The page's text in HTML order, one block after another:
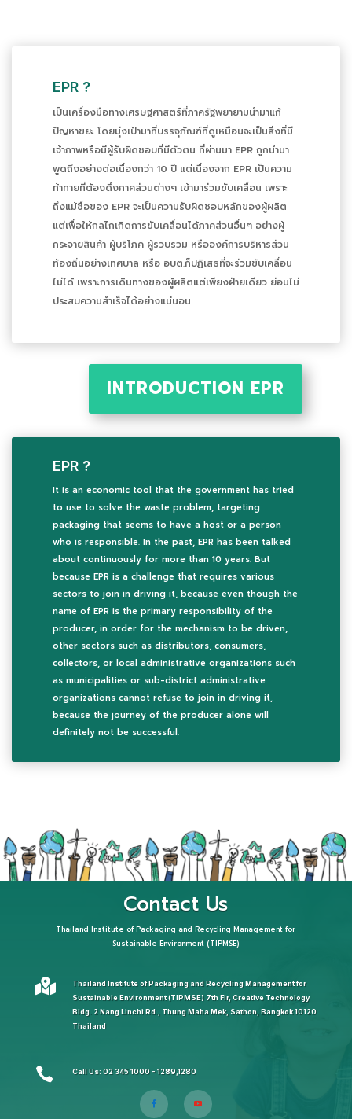
EPR ?
เป็นเครื่องมือทางเศรษฐศาสตร์ที่ภาครัฐพยายามนำมาแก้
ปัญหาขยะ โดยมุ่งเป้ามาที่บรรจุภัณฑ์ที่ดูเหมือนจะเป็นสิ่งที่มี
เจ้าภาพหรือมีผู้รับผิดชอบที่มีตัวตน ที่ผ่านมา EPR ถูกนำมา
พูดถึงอย่างต่อเนื่องกว่า 10 ปี แต่เนื่องจาก EPR เป็นความ
ท้าทายที่ต้องดึงภาคส่วนต่างๆ เข้ามาร่วมขับเคลื่อน เพราะ
ถึงแม้ชื่อของ EPR จะเป็นความรับผิดชอบหลักของผู้ผลิต
แต่เพื่อให้กลไกเกิดการขับเคลื่อนได้ภาคส่วนอื่นๆ อย่างผู้
กระจายสินค้า ผู้บริโภค ผู้รวบรวม หรือองค์การบริหารส่วน
ท้องถิ่นอย่างเทศบาล หรือ อบต.ก็ปฏิเสธที่จะร่วมขับเคลื่อน
ไม่ได้ เพราะการเดินทางของผู้ผลิตแต่เพียงฝ่ายเดียว ย่อมไม่
ประสบความสำเร็จได้อย่างแน่นอน
INTRODUCTION EPR
EPR ?
It is an economic tool that the government has tried
to use to solve the waste problem, targeting
packaging that seems to have a host or a person
who is responsible. In the past, EPR has been talked
about continuously for more than 10 years. But
because EPR is a challenge that requires various
sectors to join in driving it, because even though the
name of EPR is the primary responsibility of the
producer, in order for the mechanism to be driven,
other sectors such as distributors, consumers,
collectors, or local administrative organizations such
as municipalities or sub-district administrative
organizations cannot refuse to join in driving it,
because the journey of the producer alone will
definitely not be successful.
Contact Us
Thailand Institute of Packaging and Recycling Management for
Sustainable Environment (TIPMSE)

Thailand Institute of Packaging and Recycling Management for
Sustainable Environment (TIPMSE) 7th Flr, Creative Technology
Bldg. 2 Nang Linchi Rd., Thung Maha Mek, Sathon, Bangkok 10120
Thailand
 Call Us: 02 345 1000 - 1289,1280